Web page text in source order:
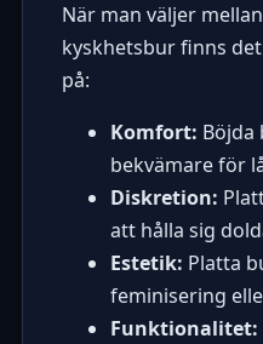
När man väljer
kyskhetsbur finns
på:
Komfort: Böjda
bekvämare för
Diskretion:
att hålla sig
Estetik: Platta
feminisering
Funktionalitet: